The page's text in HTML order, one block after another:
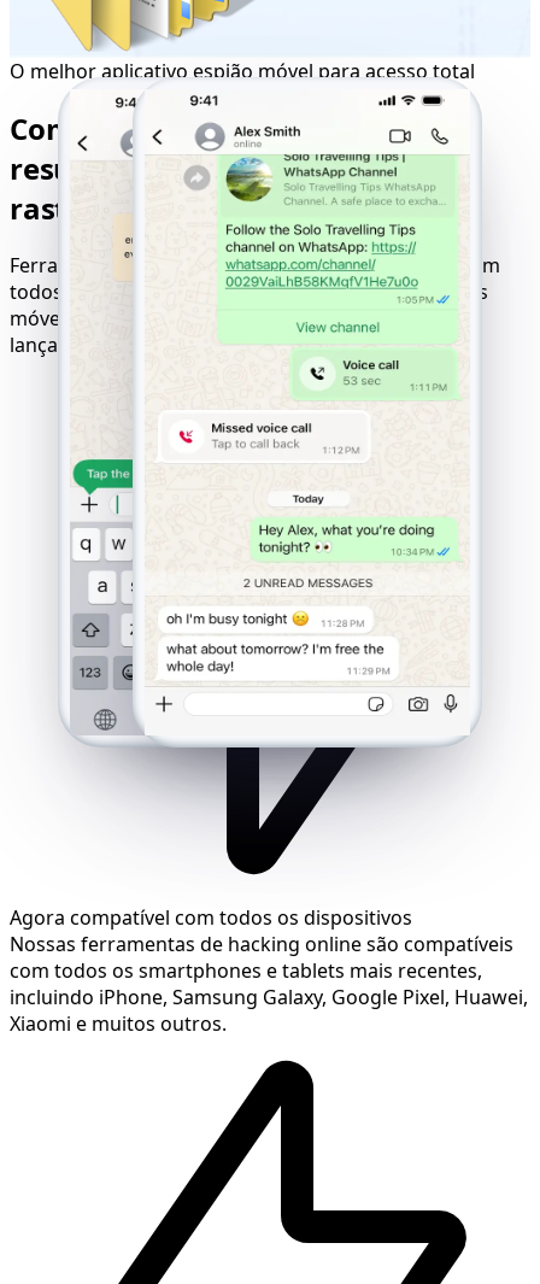
O melhor aplicativo espião móvel para acesso total
Compatibilidade perfeita para
resultados máximos de
rastreamento
Ferramenta online para hackear sites compatível com
todos os dispositivos, sistemas operacionais e redes
móveis. Resultados garantidos com lógica de
lançamento "pague somente após o sucesso".
Agora compatível com todos os dispositivos
Nossas ferramentas de hacking online são compatíveis
com todos os smartphones e tablets mais recentes,
incluindo iPhone, Samsung Galaxy, Google Pixel, Huawei,
Xiaomi e muitos outros.